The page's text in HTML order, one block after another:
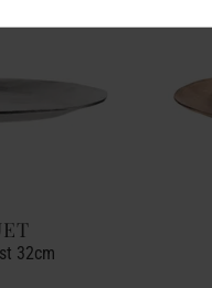
32cm